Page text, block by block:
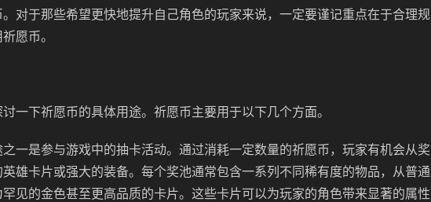
对于那些希望更快地提升自己角色的玩家来说，一定要谨记重点在于合理规
愿币。
一下祈愿币的具体用途。祈愿币主要用于以下几个方面。
一是参与游戏中的抽卡活动。通过消耗一定数量的祈愿币，玩家有机会从奖
雄卡片或强大的装备。每个奖池通常包含一系列不同稀有度的物品，从普通
见的金色甚至更高品质的卡片。这些卡片可以为玩家的角色带来显著的属性